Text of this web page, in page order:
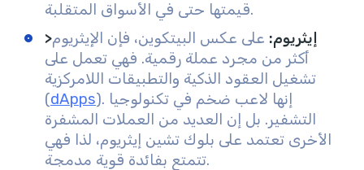
قيمتها حتى في الأسواق المتقلبة.
>إيثريوم: على عكس البيتكوين، فإن الإيثريوم
أكثر من مجرد عملة رقمية. فهي تعمل على
تشغيل العقود الذكية والتطبيقات اللامركزية
(dApps). إنها لاعب ضخم في تكنولوجيا
التشفير. بل إن العديد من العملات المشفرة
الأخرى تعتمد على بلوك تشين إيثريوم، لذا فهي
تتمتع بفائدة قوية مدمجة.